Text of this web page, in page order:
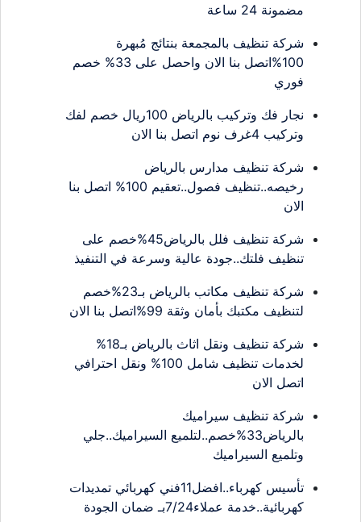
مضمونة 24 ساعة
شركة تنظيف بالمجمعة بنتائج مُبهرة
100%اتصل بنا الان واحصل على 33% خصم
فوري
نجار فك وتركيب بالرياض 100ريال خصم لفك
وتركيب 4غرف نوم اتصل بنا الان
شركة تنظيف مدارس بالرياض
رخيصه..تنظيف فصول..تعقيم 100% اتصل بنا
الان
شركة تنظيف فلل بالرياض45%خصم على
تنظيف فلتك..جودة عالية وسرعة في التنفيذ
شركة تنظيف مكاتب بالرياض بـ23%خصم
لتنظيف مكتبك بأمان وثقة 99%اتصل بنا الان
شركة تنظيف ونقل اثاث بالرياض بـ18%
لخدمات تنظيف شامل 100% ونقل احترافي
اتصل الان
شركة تنظيف سيراميك
بالرياض33%خصم..لتلميع السيراميك..جلي
وتلميع السيراميك
تأسيس كهرباء..افضل11فني كهربائي تمديدات
كهربائية..خدمة عملاء7/24بـ ضمان الجودة